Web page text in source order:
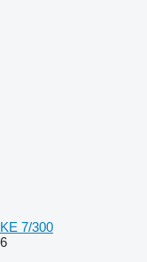
KE 7/300
6